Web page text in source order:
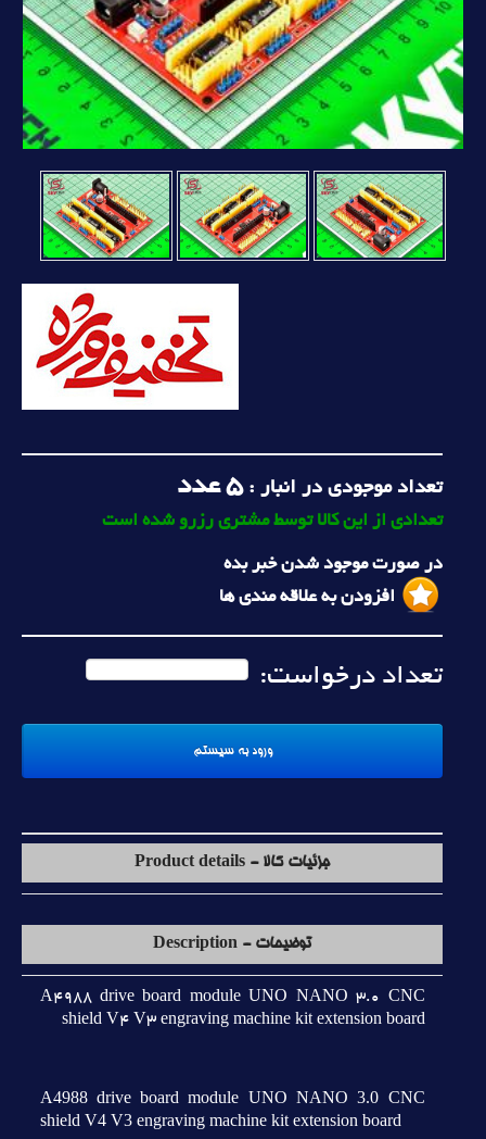
تعداد موجودی در انبار :5 عدد
تعدادی از این کالا توسط مشتری رزرو شده است
در صورت موجود شدن خبر بده
افزودن به علاقه مندی ها
تعداد درخواست:
جزئیات کالا - Product details
توضیحات - Description
A4988 drive board module UNO NANO 3.0 CNC
shield V4 V3 engraving machine kit extension board
A4988 drive board module UNO NANO 3.0 CNC
shield V4 V3 engraving machine kit extension board